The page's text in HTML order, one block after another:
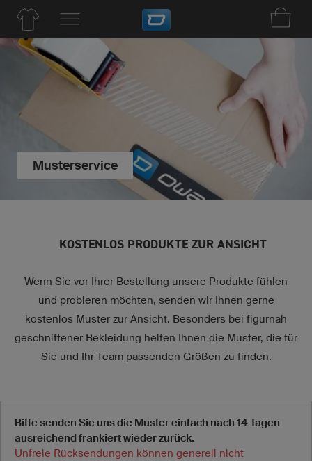
Musterservice
KOSTENLOS PRODUKTE ZUR ANSICHT
Wenn Sie vor Ihrer Bestellung unsere Produkte fühlen
und probieren möchten, senden wir Ihnen gerne
kostenlos Muster zur Ansicht. Besonders bei figurnah
geschnittener Bekleidung helfen Ihnen die Muster, die für
Sie und Ihr Team passenden Größen zu finden.
Bitte senden Sie uns die Muster einfach nach 14 Tagen
ausreichend frankiert wieder zurück.
Unfreie Rücksendungen können generell nicht